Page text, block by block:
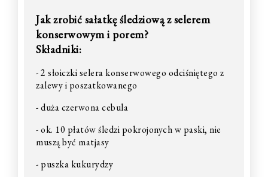
Jak zrobić sałatkę śledziową z selerem
konserwowym i porem?
Składniki:
- 2 słoiczki selera konserwowego odciśniętego z
zalewy i poszatkowanego
- duża czerwona cebula
- ok. 10 płatów śledzi pokrojonych w paski, nie
muszą być matjasy
- puszka kukurydzy